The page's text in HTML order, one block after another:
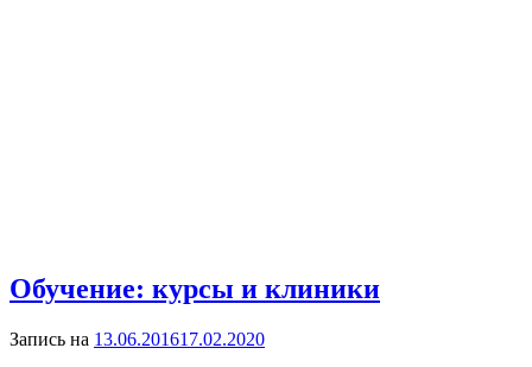
Обучение: курсы и клиники
Запись на 13.06.201617.02.2020